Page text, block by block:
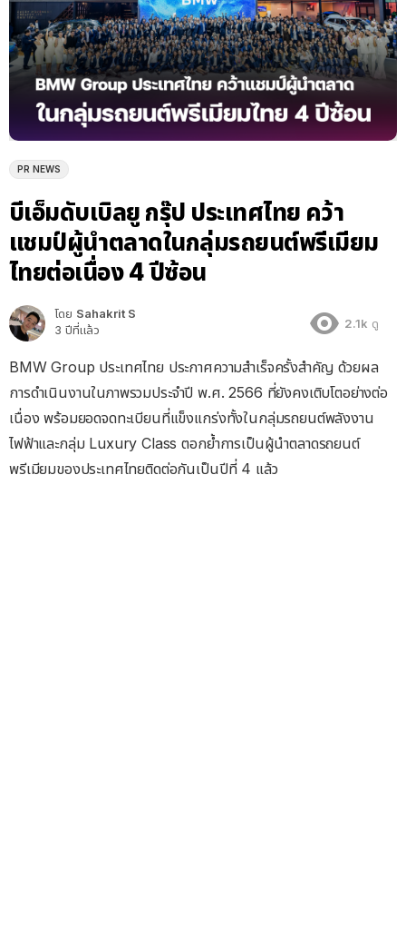
PR NEWS
บีเอ็มดับเบิลยู กรุ๊ป ประเทศไทย คว้า
แชมป์ผู้นำตลาดในกลุ่มรถยนต์พรีเมียม
ไทยต่อเนื่อง 4 ปีซ้อน
โดย Sahakrit S
3 ปีที่แล้ว
2.1k ดู
BMW Group ประเทศไทย ประกาศความสำเร็จครั้งสำคัญ ด้วยผล
การดำเนินงานในภาพรวมประจำปี พ.ศ. 2566 ที่ยังคงเติบโตอย่างต่อ
เนื่อง พร้อมยอดจดทะเบียนที่แข็งแกร่งทั้งในกลุ่มรถยนต์พลังงาน
ไฟฟ้าและกลุ่ม Luxury Class ตอกย้ำการเป็นผู้นำตลาดรถยนต์
พรีเมียมของประเทศไทยติดต่อกันเป็นปีที่ 4 แล้ว